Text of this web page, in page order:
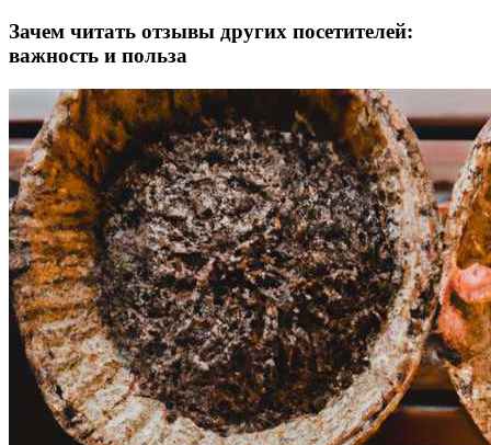
Зачем читать отзывы других посетителей:
важность и польза